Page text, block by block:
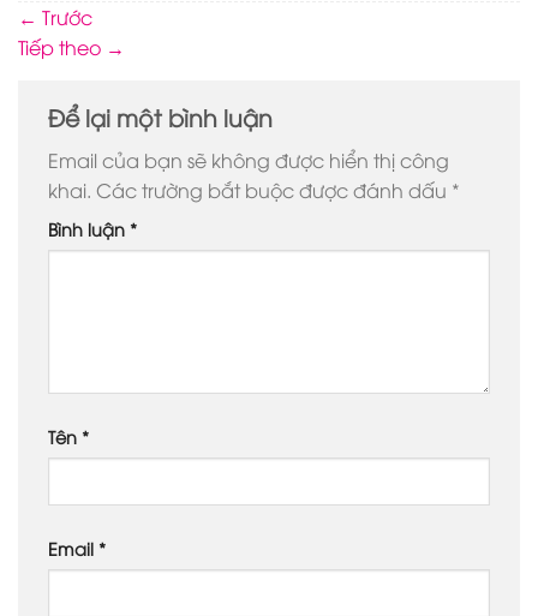
← Trước
Tiếp theo →
Để lại một bình luận
Email của bạn sẽ không được hiển thị công
khai. Các trường bắt buộc được đánh dấu *
Bình luận *
Tên *
Email *